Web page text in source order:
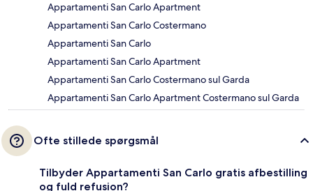
Appartamenti San Carlo Apartment
Appartamenti San Carlo Costermano
Appartamenti San Carlo
Appartamenti San Carlo Apartment
Appartamenti San Carlo Costermano sul Garda
Appartamenti San Carlo Apartment Costermano sul Garda
Ofte stillede spørgsmål
Tilbyder Appartamenti San Carlo gratis afbestilling
og fuld refusion?